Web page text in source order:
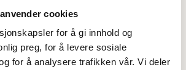
cookies
for å gi innhold og
preg, for å levere sosiale
for å analysere trafikken vår. Vi deler
mel tilgjengelig og strø lett på
kan være litt klissete å jobbe med men det
litt ekstra mel.